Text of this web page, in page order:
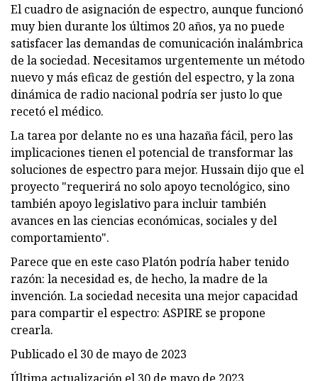
El cuadro de asignación de espectro, aunque funcionó
muy bien durante los últimos 20 años, ya no puede
satisfacer las demandas de comunicación inalámbrica
de la sociedad. Necesitamos urgentemente un método
nuevo y más eficaz de gestión del espectro, y la zona
dinámica de radio nacional podría ser justo lo que
recetó el médico.
La tarea por delante no es una hazaña fácil, pero las
implicaciones tienen el potencial de transformar las
soluciones de espectro para mejor. Hussain dijo que el
proyecto "requerirá no solo apoyo tecnológico, sino
también apoyo legislativo para incluir también
avances en las ciencias económicas, sociales y del
comportamiento".
Parece que en este caso Platón podría haber tenido
razón: la necesidad es, de hecho, la madre de la
invención. La sociedad necesita una mejor capacidad
para compartir el espectro: ASPIRE se propone
crearla.
Publicado el 30 de mayo de 2023